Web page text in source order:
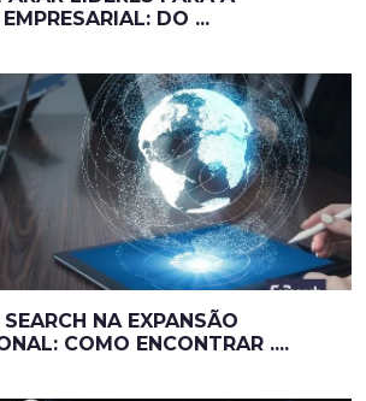
DO ...
SEARCH NA EXPANSÃO
COMO ENCONTRAR ....